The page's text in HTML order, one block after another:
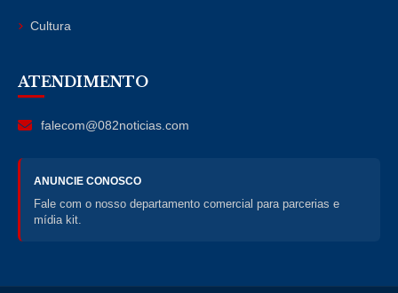
Cultura
ATENDIMENTO
falecom@082noticias.com
ANUNCIE CONOSCO
Fale com o nosso departamento comercial para parcerias e
mídia kit.